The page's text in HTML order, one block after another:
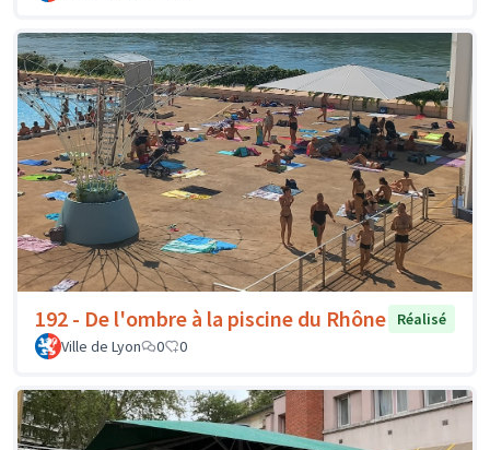
192 - De l'ombre à la piscine du Rhône
Réalisé
Ville de Lyon
0 0